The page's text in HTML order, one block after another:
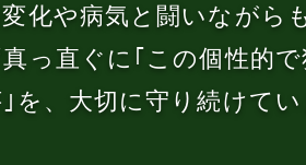
化や病気と闘いながら
っ直ぐに｢この個性的
を、大切に守り続けて